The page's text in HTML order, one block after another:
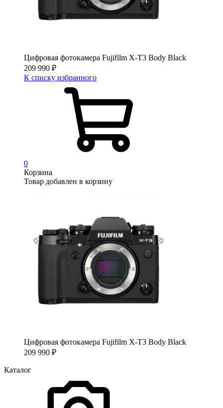
Цифровая фотокамера Fujifilm X-T3 Body Black
209 990 ₽
К списку избранного
0
Корзина
Товар добавлен в корзину
Цифровая фотокамера Fujifilm X-T3 Body Black
209 990 ₽
Каталог